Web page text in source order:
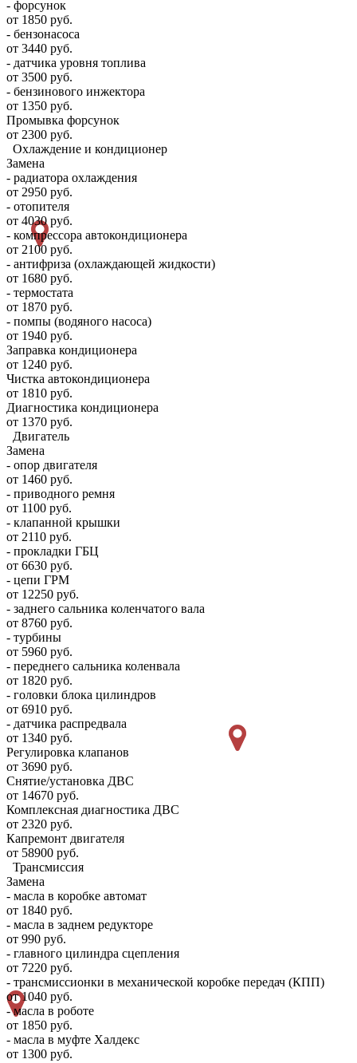
- форсунок
от 1850 руб.
- бензонасоса
от 3440 руб.
- датчика уровня топлива
от 3500 руб.
- бензинового инжектора
от 1350 руб.
Промывка форсунок
от 2300 руб.
Охлаждение и кондиционер
Замена
- радиатора охлаждения
от 2950 руб.
- отопителя
от 4030 руб.
- компрессора автокондиционера
от 2100 руб.
- антифриза (охлаждающей жидкости)
от 1680 руб.
- термостата
от 1870 руб.
- помпы (водяного насоса)
от 1940 руб.
Заправка кондиционера
от 1240 руб.
Чистка автокондиционера
от 1810 руб.
Диагностика кондиционера
от 1370 руб.
Двигатель
Замена
- опор двигателя
от 1460 руб.
- приводного ремня
от 1100 руб.
- клапанной крышки
от 2110 руб.
- прокладки ГБЦ
от 6630 руб.
- цепи ГРМ
от 12250 руб.
- заднего сальника коленчатого вала
от 8760 руб.
- турбины
от 5960 руб.
- переднего сальника коленвала
от 1820 руб.
- головки блока цилиндров
от 6910 руб.
- датчика распредвала
от 1340 руб.
Регулировка клапанов
от 3690 руб.
Снятие/установка ДВС
от 14670 руб.
Комплексная диагностика ДВС
от 2320 руб.
Капремонт двигателя
от 58900 руб.
Трансмиссия
Замена
- масла в коробке автомат
от 1840 руб.
- масла в заднем редукторе
от 990 руб.
- главного цилиндра сцепления
от 7220 руб.
- трансмиссионки в механической коробке передач (КПП)
от 1040 руб.
- масла в роботе
от 1850 руб.
- масла в муфте Халдекс
от 1300 руб.